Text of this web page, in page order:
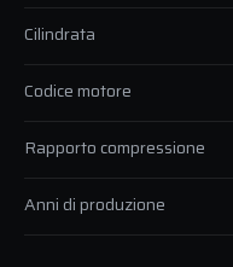
Cilindrata
Codice motore
Rapporto compressione
Anni di produzione